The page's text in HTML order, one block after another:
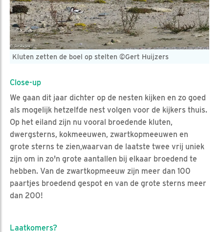
Kluten zetten de boel op stelten ©Gert Huijzers
Close-up
We gaan dit jaar dichter op de nesten kijken en zo goed
als mogelijk hetzelfde nest volgen voor de kijkers thuis.
Op het eiland zijn nu vooral broedende kluten,
dwergsterns, kokmeeuwen, zwartkopmeeuwen en
grote sterns te zien,waarvan de laatste twee vrij uniek
zijn om in zo'n grote aantallen bij elkaar broedend te
hebben. Van de zwartkopmeeuw zijn meer dan 100
paartjes broedend gespot en van de grote sterns meer
dan 200!
Laatkomers?